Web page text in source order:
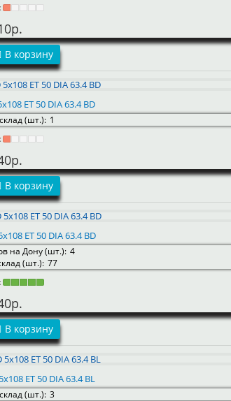
В корзину
ET 50 DIA 63.4 BD
(шт.): 1
В корзину
ET 50 DIA 63.4 BD
на Дону (шт.): 4
(шт.): 77
В корзину
ET 50 DIA 63.4 BL
(шт.): 3